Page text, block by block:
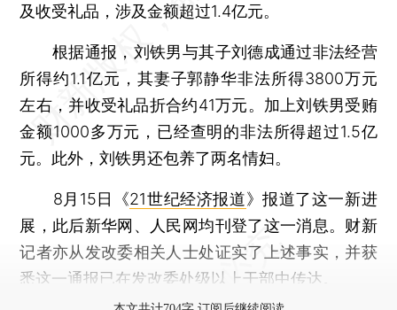
及收受礼品，涉及金额超过1.4亿元。
根据通报，刘铁男与其子刘德成通过非法经营
所得约1.1亿元，其妻子郭静华非法所得3800万元
左右，并收受礼品折合约41万元。加上刘铁男受贿
金额1000多万元，已经查明的非法所得超过1.5亿
元。此外，刘铁男还包养了两名情妇。
8月15日《21世纪经济报道》报道了这一新进
展，此后新华网、人民网均刊登了这一消息。财新
记者亦从发改委相关人士处证实了上述事实，并获
悉这一通报已在发改委处级以上干部中传达。